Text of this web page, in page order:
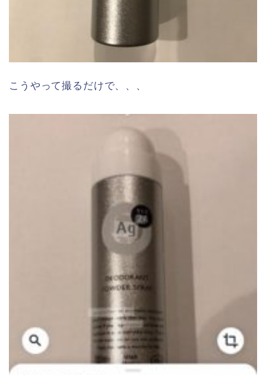
こうやって撮るだけで、、、